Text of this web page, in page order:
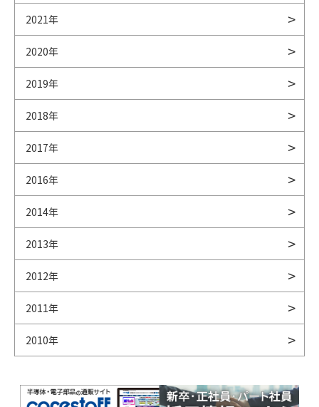
2021年
2020年
2019年
2018年
2017年
2016年
2014年
2013年
2012年
2011年
2010年